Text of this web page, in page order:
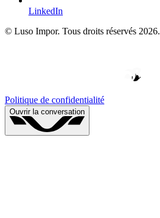
LinkedIn
© Luso Impor. Tous droits réservés 2026.
Politique de confidentialité
P
O
W
E
R
E
D
*
B
Y
*
D
E
V
E
L
O
P
H
*
Ouvrir la conversation